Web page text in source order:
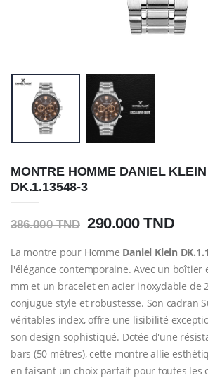
MONTRE HOMME DANIEL KLEIN
DK.1.13548-3
386.000 TND 290.000 TND
La montre pour Homme Daniel Klein
l'élégance contemporaine. Avec un boîtier
mm et un bracelet en acier inoxydable de
conjugue style et robustesse. Son cadran
véritables index, offre une lisibilité
son design sophistiqué. Dotée d'une
bars (50 mètres), cette montre allie
en faisant un choix parfait pour toutes les